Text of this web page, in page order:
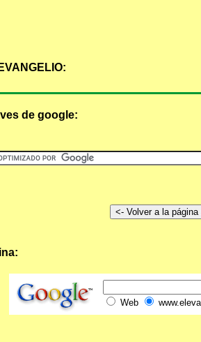
de google:
Web